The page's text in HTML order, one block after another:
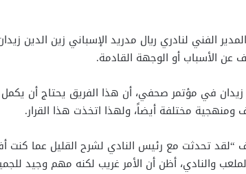
الفني لنادري ريال مدريد الإسباني زين الدين
عن الأسباب أو الوجهة القادمة.
في مؤتمر صحفي، أن هذا الفريق يحتاج أن يكمل
ومنهجية مختلفة أيضاً، ولهذا اتخذت هذا القرار.
“لقد تحدثت مع رئيس النادي لشرح القليل عما كنت
والنادي، أظن أن الأمر غريب لكنه مهم وجيد